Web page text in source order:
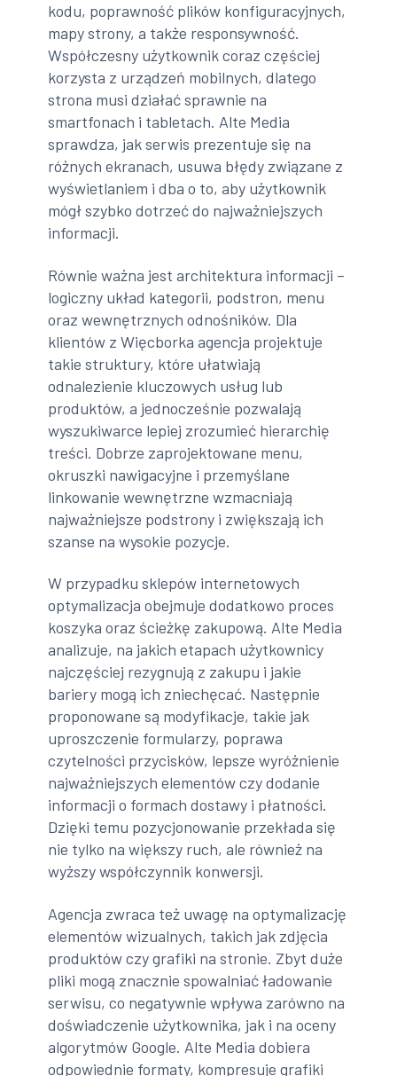
kodu, poprawność plików konfiguracyjnych,
mapy strony, a także responsywność.
Współczesny użytkownik coraz częściej
korzysta z urządzeń mobilnych, dlatego
strona musi działać sprawnie na
smartfonach i tabletach. Alte Media
sprawdza, jak serwis prezentuje się na
różnych ekranach, usuwa błędy związane z
wyświetlaniem i dba o to, aby użytkownik
mógł szybko dotrzeć do najważniejszych
informacji.
Równie ważna jest architektura informacji –
logiczny układ kategorii, podstron, menu
oraz wewnętrznych odnośników. Dla
klientów z Więcborka agencja projektuje
takie struktury, które ułatwiają
odnalezienie kluczowych usług lub
produktów, a jednocześnie pozwalają
wyszukiwarce lepiej zrozumieć hierarchię
treści. Dobrze zaprojektowane menu,
okruszki nawigacyjne i przemyślane
linkowanie wewnętrzne wzmacniają
najważniejsze podstrony i zwiększają ich
szanse na wysokie pozycje.
W przypadku sklepów internetowych
optymalizacja obejmuje dodatkowo proces
koszyka oraz ścieżkę zakupową. Alte Media
analizuje, na jakich etapach użytkownicy
najczęściej rezygnują z zakupu i jakie
bariery mogą ich zniechęcać. Następnie
proponowane są modyfikacje, takie jak
uproszczenie formularzy, poprawa
czytelności przycisków, lepsze wyróżnienie
najważniejszych elementów czy dodanie
informacji o formach dostawy i płatności.
Dzięki temu pozycjonowanie przekłada się
nie tylko na większy ruch, ale również na
wyższy współczynnik konwersji.
Agencja zwraca też uwagę na optymalizację
elementów wizualnych, takich jak zdjęcia
produktów czy grafiki na stronie. Zbyt duże
pliki mogą znacznie spowalniać ładowanie
serwisu, co negatywnie wpływa zarówno na
doświadczenie użytkownika, jak i na oceny
algorytmów Google. Alte Media dobiera
odpowiednie formaty, kompresuje grafiki